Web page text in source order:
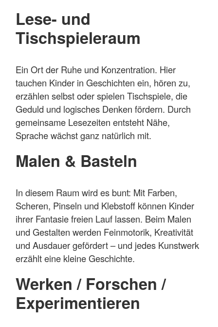
Lese- und
Tischspieleraum
Ein Ort der Ruhe und Konzentration. Hier
tauchen Kinder in Geschichten ein, hören zu,
erzählen selbst oder spielen Tischspiele, die
Geduld und logisches Denken fördern. Durch
gemeinsame Lesezeiten entsteht Nähe,
Sprache wächst ganz natürlich mit.
Malen & Basteln
In diesem Raum wird es bunt: Mit Farben,
Scheren, Pinseln und Klebstoff können Kinder
ihrer Fantasie freien Lauf lassen. Beim Malen
und Gestalten werden Feinmotorik, Kreativität
und Ausdauer gefördert – und jedes Kunstwerk
erzählt eine kleine Geschichte.
Werken / Forschen /
Experimentieren